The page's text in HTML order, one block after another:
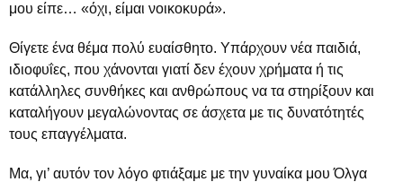
μου είπε… «όχι, είμαι νοικοκυρά».
Θίγετε ένα θέμα πολύ ευαίσθητο. Υπάρχουν νέα παιδιά,
ιδιοφυΐες, που χάνονται γιατί δεν έχουν χρήματα ή τις
κατάλληλες συνθήκες και ανθρώπους να τα στηρίξουν και
καταλήγουν μεγαλώνοντας σε άσχετα με τις δυνατότητές
τους επαγγέλματα.
Μα, γι’ αυτόν τον λόγο φτιάξαμε με την γυναίκα μου Όλγα